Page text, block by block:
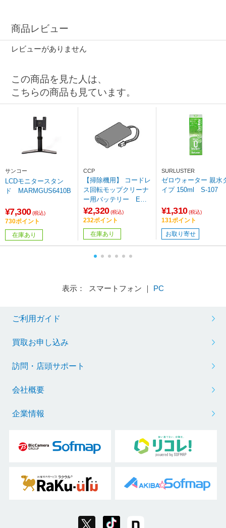
商品レビュー
レビューがありません
この商品を見た人は、
こちらの商品も見ています。
サンコー
LCDモニタースタン
ド MARMGUS6410B
¥7,300 (税込)
730ポイント
在庫あり
CCP
【掃除機用】 コードレ
ス回転モップクリーナ
ー用バッテリー EX-3
742-00
¥2,320 (税込)
232ポイント
在庫あり
SURLUSTER
ゼロウォーター 親水
イプ 150ml S-107
¥1,310 (税込)
131ポイント
お取り寄せ
表示： スマートフォン ｜ PC
ご利用ガイド
買取お申し込み
訪問・店頭サポート
会社概要
企業情報